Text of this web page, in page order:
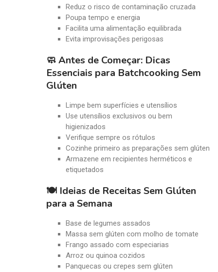
Reduz o risco de contaminação cruzada
Poupa tempo e energia
Facilita uma alimentação equilibrada
Evita improvisações perigosas
🧼 Antes de Começar: Dicas
Essenciais para Batchcooking Sem
Glúten
Limpe bem superfícies e utensílios
Use utensílios exclusivos ou bem
higienizados
Verifique sempre os rótulos
Cozinhe primeiro as preparações sem glúten
Armazene em recipientes herméticos e
etiquetados
🍽️ Ideias de Receitas Sem Glúten
para a Semana
Base de legumes assados
Massa sem glúten com molho de tomate
Frango assado com especiarias
Arroz ou quinoa cozidos
Panquecas ou crepes sem glúten